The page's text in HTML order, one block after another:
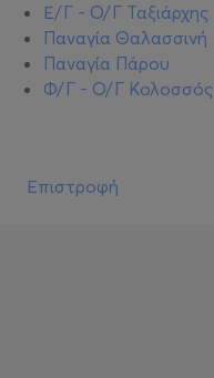
Ε/Γ - Ο/Γ Ταξιάρχης
Παναγία Θαλασσινή
Παναγία Πάρου
Φ/Γ - Ο/Γ Κολοσσός
Επιστροφή